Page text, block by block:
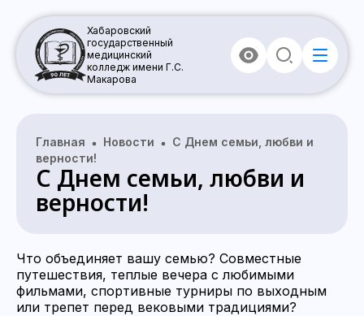
Хабаровский
государственный
медицинский
колледж имени Г.С.
Макарова
Главная Новости
С Днем семьи, любви и
верности!
С Днем семьи, любви и
верности!
Что объединяет вашу семью? Совместные
путешествия, теплые вечера с любимыми
фильмами, спортивные турниры по выходным
или трепет перед вековыми традициями?